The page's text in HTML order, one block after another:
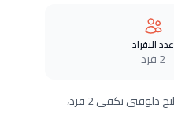
عدد الافراد
2 فرد
طريقة عمل توست الأفوكادو بالبيستو خطوة بخطوة بـ4 مكونات وفي 5 دقائق فقط. وصفة سهلة ومجرّبة من مطبخ دلوقتي تكفي 2 فرد،